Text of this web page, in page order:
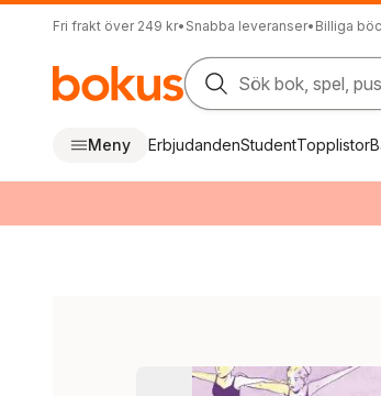
Fri frakt över 249 kr• Snabba leveranser• Billiga
Sök bok, spel,
Meny ErbjudandenStudentTopplistor